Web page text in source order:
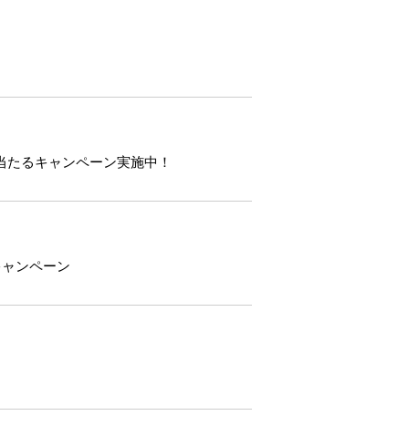
るキャンペーン実施中！
ンペーン